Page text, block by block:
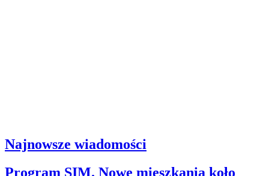
Najnowsze wiadomości
Program SIM. Nowe mieszkania koło